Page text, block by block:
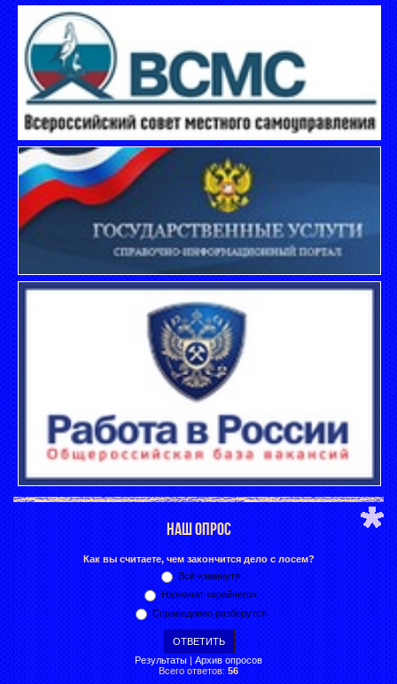
НАШ ОПРОС
Как вы считаете, чем закончится дело с лосем?
Всё «замнут»
Назначат «крайнего»
Справедливо разберутся
Результаты | Архив опросов
Всего ответов: 56